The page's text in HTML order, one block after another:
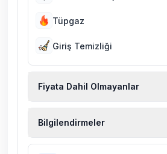
Tüpgaz
Giriş Temizliği
Fiyata Dahil Olmayanlar
sigortaları fiyatlara dahil
Bilgilendirmeler